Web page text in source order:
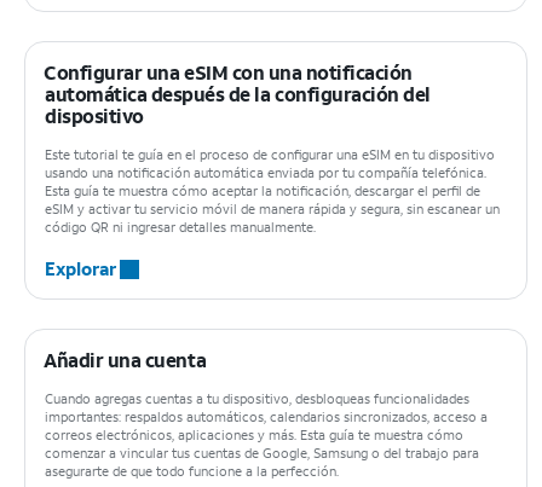
Configurar una eSIM con una notificación
automática después de la configuración del
dispositivo
Este tutorial te guía en el proceso de configurar una eSIM en tu dispositivo
usando una notificación automática enviada por tu compañía telefónica.
Esta guía te muestra cómo aceptar la notificación, descargar el perfil de
eSIM y activar tu servicio móvil de manera rápida y segura, sin escanear un
código QR ni ingresar detalles manualmente.
Explorar
Añadir una cuenta
Cuando agregas cuentas a tu dispositivo, desbloqueas funcionalidades
importantes: respaldos automáticos, calendarios sincronizados, acceso a
correos electrónicos, aplicaciones y más. Esta guía te muestra cómo
comenzar a vincular tus cuentas de Google, Samsung o del trabajo para
asegurarte de que todo funcione a la perfección.